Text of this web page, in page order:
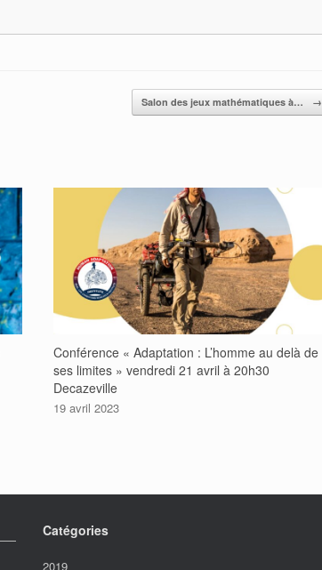
Salon des jeux mathématiques à… →
Conférence « Adaptation : L’homme au delà de
ses limites » vendredi 21 avril à 20h30
Decazeville
19 avril 2023
Catégories
2019